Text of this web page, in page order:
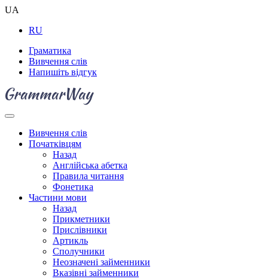
UA
RU
Граматика
Вивчення слів
Напишіть відгук
Вивчення слів
Початківцям
Назад
Англійська абетка
Правила читання
Фонетика
Частини мови
Назад
Прикметники
Прислівники
Артикль
Сполучники
Неозначені займенники
Вказівні займенники